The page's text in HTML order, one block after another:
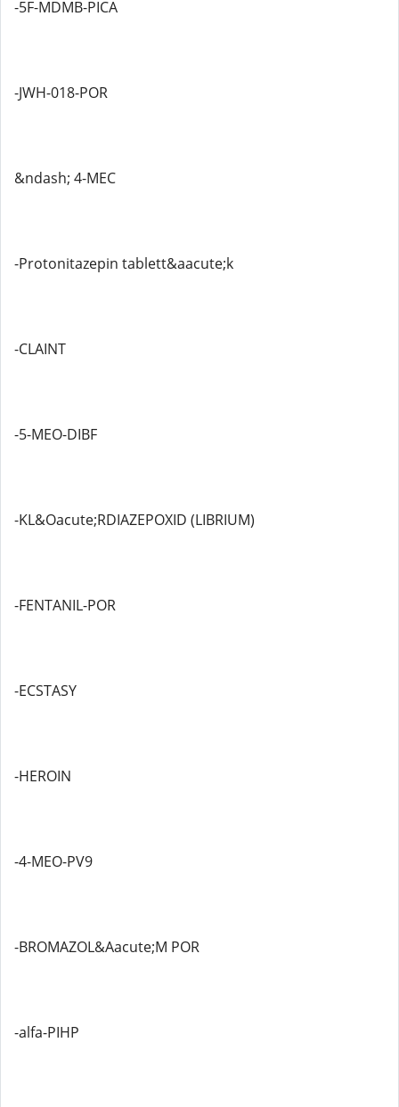
-5F-MDMB-PICA
-JWH-018-POR
&ndash; 4-MEC
-Protonitazepin tablett&aacute;k
-CLAINT
-5-MEO-DIBF
-KL&Oacute;RDIAZEPOXID (LIBRIUM)
-FENTANIL-POR
-ECSTASY
-HEROIN
-4-MEO-PV9
-BROMAZOL&Aacute;M POR
-alfa-PIHP